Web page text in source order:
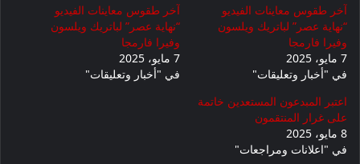
آخر طقوس معاينات الفيديو
“نهاية عصر” لباتريك ويلسون
وفيرا فارمجا
7 مايو، 2025
في "أخبار وتعليقات"
آخر طقوس معاينات الفيديو
“نهاية عصر” لباتريك ويلسون
وفيرا فارمجا
7 مايو، 2025
في "أخبار وتعليقات"
اعتبر المبدعون المستعدين خاتمة
على غرار المنتقمون
8 مايو، 2025
في "اعلانات ومراجعات"